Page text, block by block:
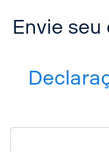
Envie